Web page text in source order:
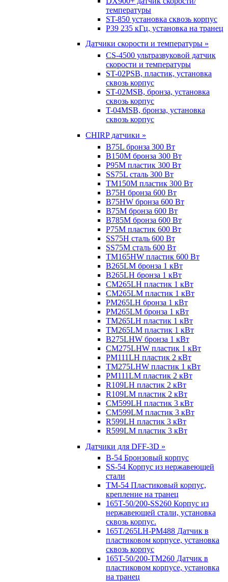
температуры
ST-850 установка сквозь корпус
P39 235 кГц, установка на транец
Датчики скорости и температуры »
CS-4500 ультразвуковой датчик
скорости и температуры
ST-02PSB, пластик, установка
сквозь корпус
ST-02MSB, бронза, установка
сквозь корпус
T-04MSB, бронза, установка
сквозь корпус
CHIRP датчики »
B75L бронза 300 Вт
B150M бронза 300 Вт
P95M пластик 300 Вт
SS75L сталь 300 Вт
TM150M пластик 300 Вт
B75H бронза 600 Вт
B75HW бронза 600 Вт
B75M бронза 600 Вт
B785M бронза 600 Вт
P75M пластик 600 Вт
SS75H сталь 600 Вт
SS75M сталь 600 Вт
TM165HW пластик 600 Вт
B265LM бронза 1 кВт
B265LH бронза 1 кВт
CM265LH пластик 1 кВт
CM265LM пластик 1 кВт
PM265LH бронза 1 кВт
PM265LM бронза 1 кВт
TM265LH пластик 1 кВт
TM265LM пластик 1 кВт
B275LHW бронза 1 кВт
CM275LHW пластик 1 кВт
PM111LH пластик 2 кВт
TM275LHW пластик 1 кВт
PM111LM пластик 2 кВт
R109LH пластик 2 кВт
R109LM пластик 2 кВт
CM599LH пластик 3 кВт
CM599LM пластик 3 кВт
R599LH пластик 3 кВт
R599LM пластик 3 кВт
Датчики для DFF-3D »
B-54 Бронзовый корпус
SS-54 Корпус из нержавеющей
стали
TM-54 Пластиковый корпус,
крепление на транец
165T-50/200-SS260 Корпус из
нержавеющей стали, установка
сквозь корпус.
165T/265LH-PM488 Датчик в
пластиковом корпусе, установка
сквозь корпус
165T-50/200-TM260 Датчик в
пластиковом корпусе, установка
на транец